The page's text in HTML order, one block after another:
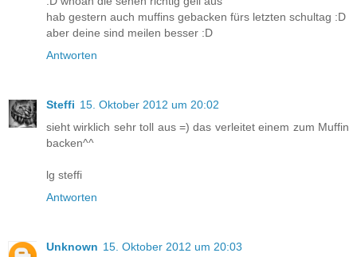
hab gestern auch muffins gebacken fürs letzten schultag :D
aber deine sind meilen besser :D
Antworten
Steffi 15. Oktober 2012 um 20:02
sieht wirklich sehr toll aus =) das verleitet einem zum Muffin
backen^^
lg steffi
Antworten
Unknown 15. Oktober 2012 um 20:03